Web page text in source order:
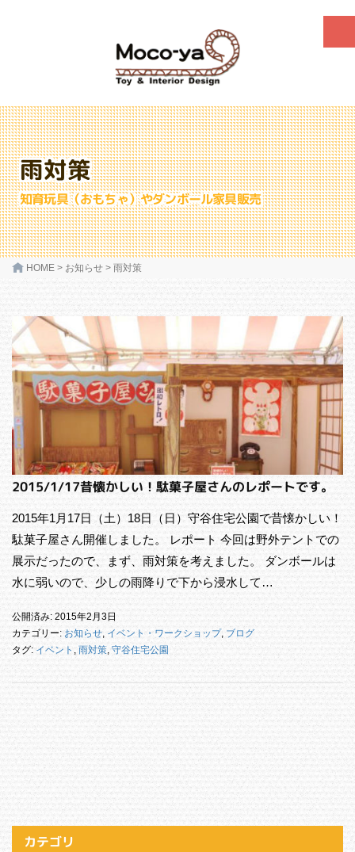
雨対策
知育玩具（おもちゃ）やダンボール家具販売
HOME > お知らせ > 雨対策
2015/1/17昔懐かしい！駄菓子屋さんのレポートです。
2015年1月17日（土）18日（日）守谷住宅公園で昔懐かしい！
駄菓子屋さん開催しました。 レポート 今回は野外テントでの
展示だったので、まず、雨対策を考えました。 ダンボールは
水に弱いので、少しの雨降りで下から浸水して…
公開済み: 2015年2月3日
カテゴリー: お知らせ, イベント・ワークショップ, ブログ
タグ: イベント , 雨対策, 守谷住宅公園
カテゴリ